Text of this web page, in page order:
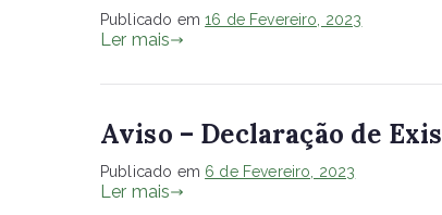
Publicado em16 de Fevereiro, 2023
Ler mais
Aviso – Declaração de
Publicado em 6 de Fevereiro, 2023
Ler mais